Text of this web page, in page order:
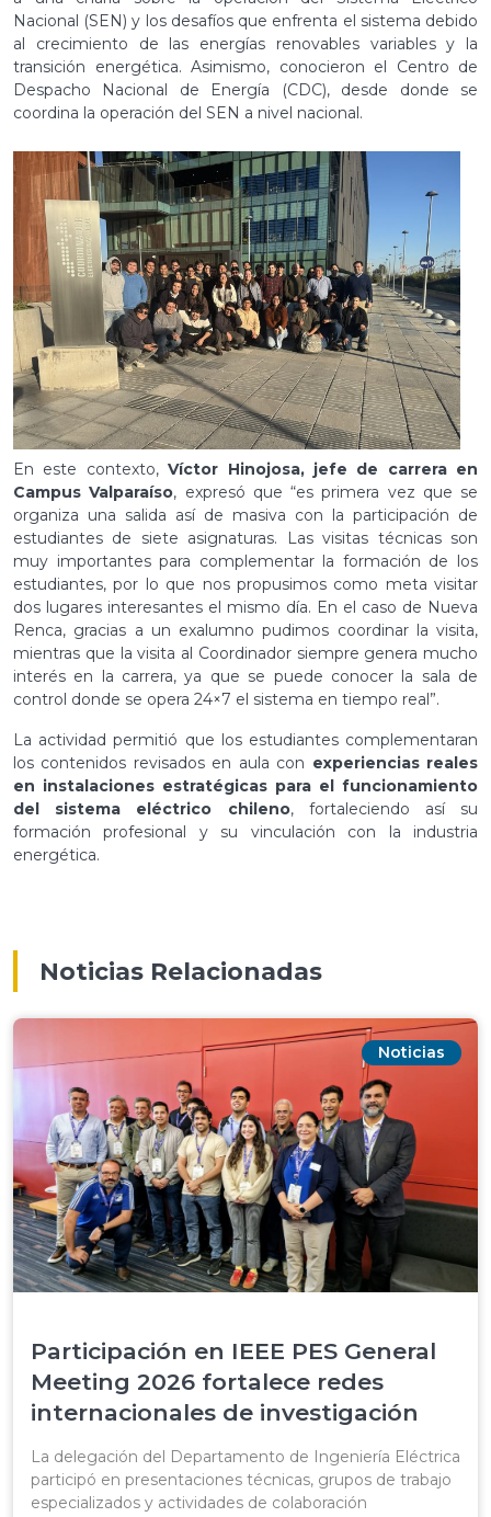
Nacional (SEN) y los desafíos que enfrenta el sistema debido
al crecimiento de las energías renovables variables y la
transición energética. Asimismo, conocieron el Centro de
Despacho Nacional de Energía (CDC), desde donde se
coordina la operación del SEN a nivel nacional.
En este contexto,Víctor Hinojosa, jefe de carrera en
Campus Valparaíso, expresó que “es primera vez que se
organiza una salida así de masiva con la participación de
estudiantes de siete asignaturas. Las visitas técnicas son
muy importantes para complementar la formación de los
estudiantes, por lo que nos propusimos como meta visitar
dos lugares interesantes el mismo día. En el caso de Nueva
Renca, gracias a un exalumno pudimos coordinar la visita,
mientras que la visita al Coordinador siempre genera mucho
interés en la carrera, ya que se puede conocer la sala de
control donde se opera 24×7 el sistema en tiempo real”.
La actividad permitió que los estudiantes complementaran
los contenidos revisados en aula con experiencias reales
en instalaciones estratégicas para el funcionamiento
del sistema eléctrico chileno, fortaleciendo así su
formación profesional y su vinculación con la industria
energética.
Noticias Relacionadas
Noticias
Participación en IEEE PES General
Meeting 2026 fortalece redes
internacionales de investigación
La delegación del Departamento de Ingeniería Eléctrica
participó en presentaciones técnicas, grupos de trabajo
especializados y actividades de colaboración